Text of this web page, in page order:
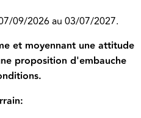
09/2026 au 03/07/2027.
et moyennant une attitude
proposition d'embauche